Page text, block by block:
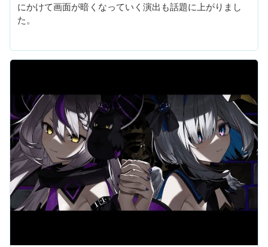
にかけて画面が暗くなっていく演出も話題に上がりまし
た。